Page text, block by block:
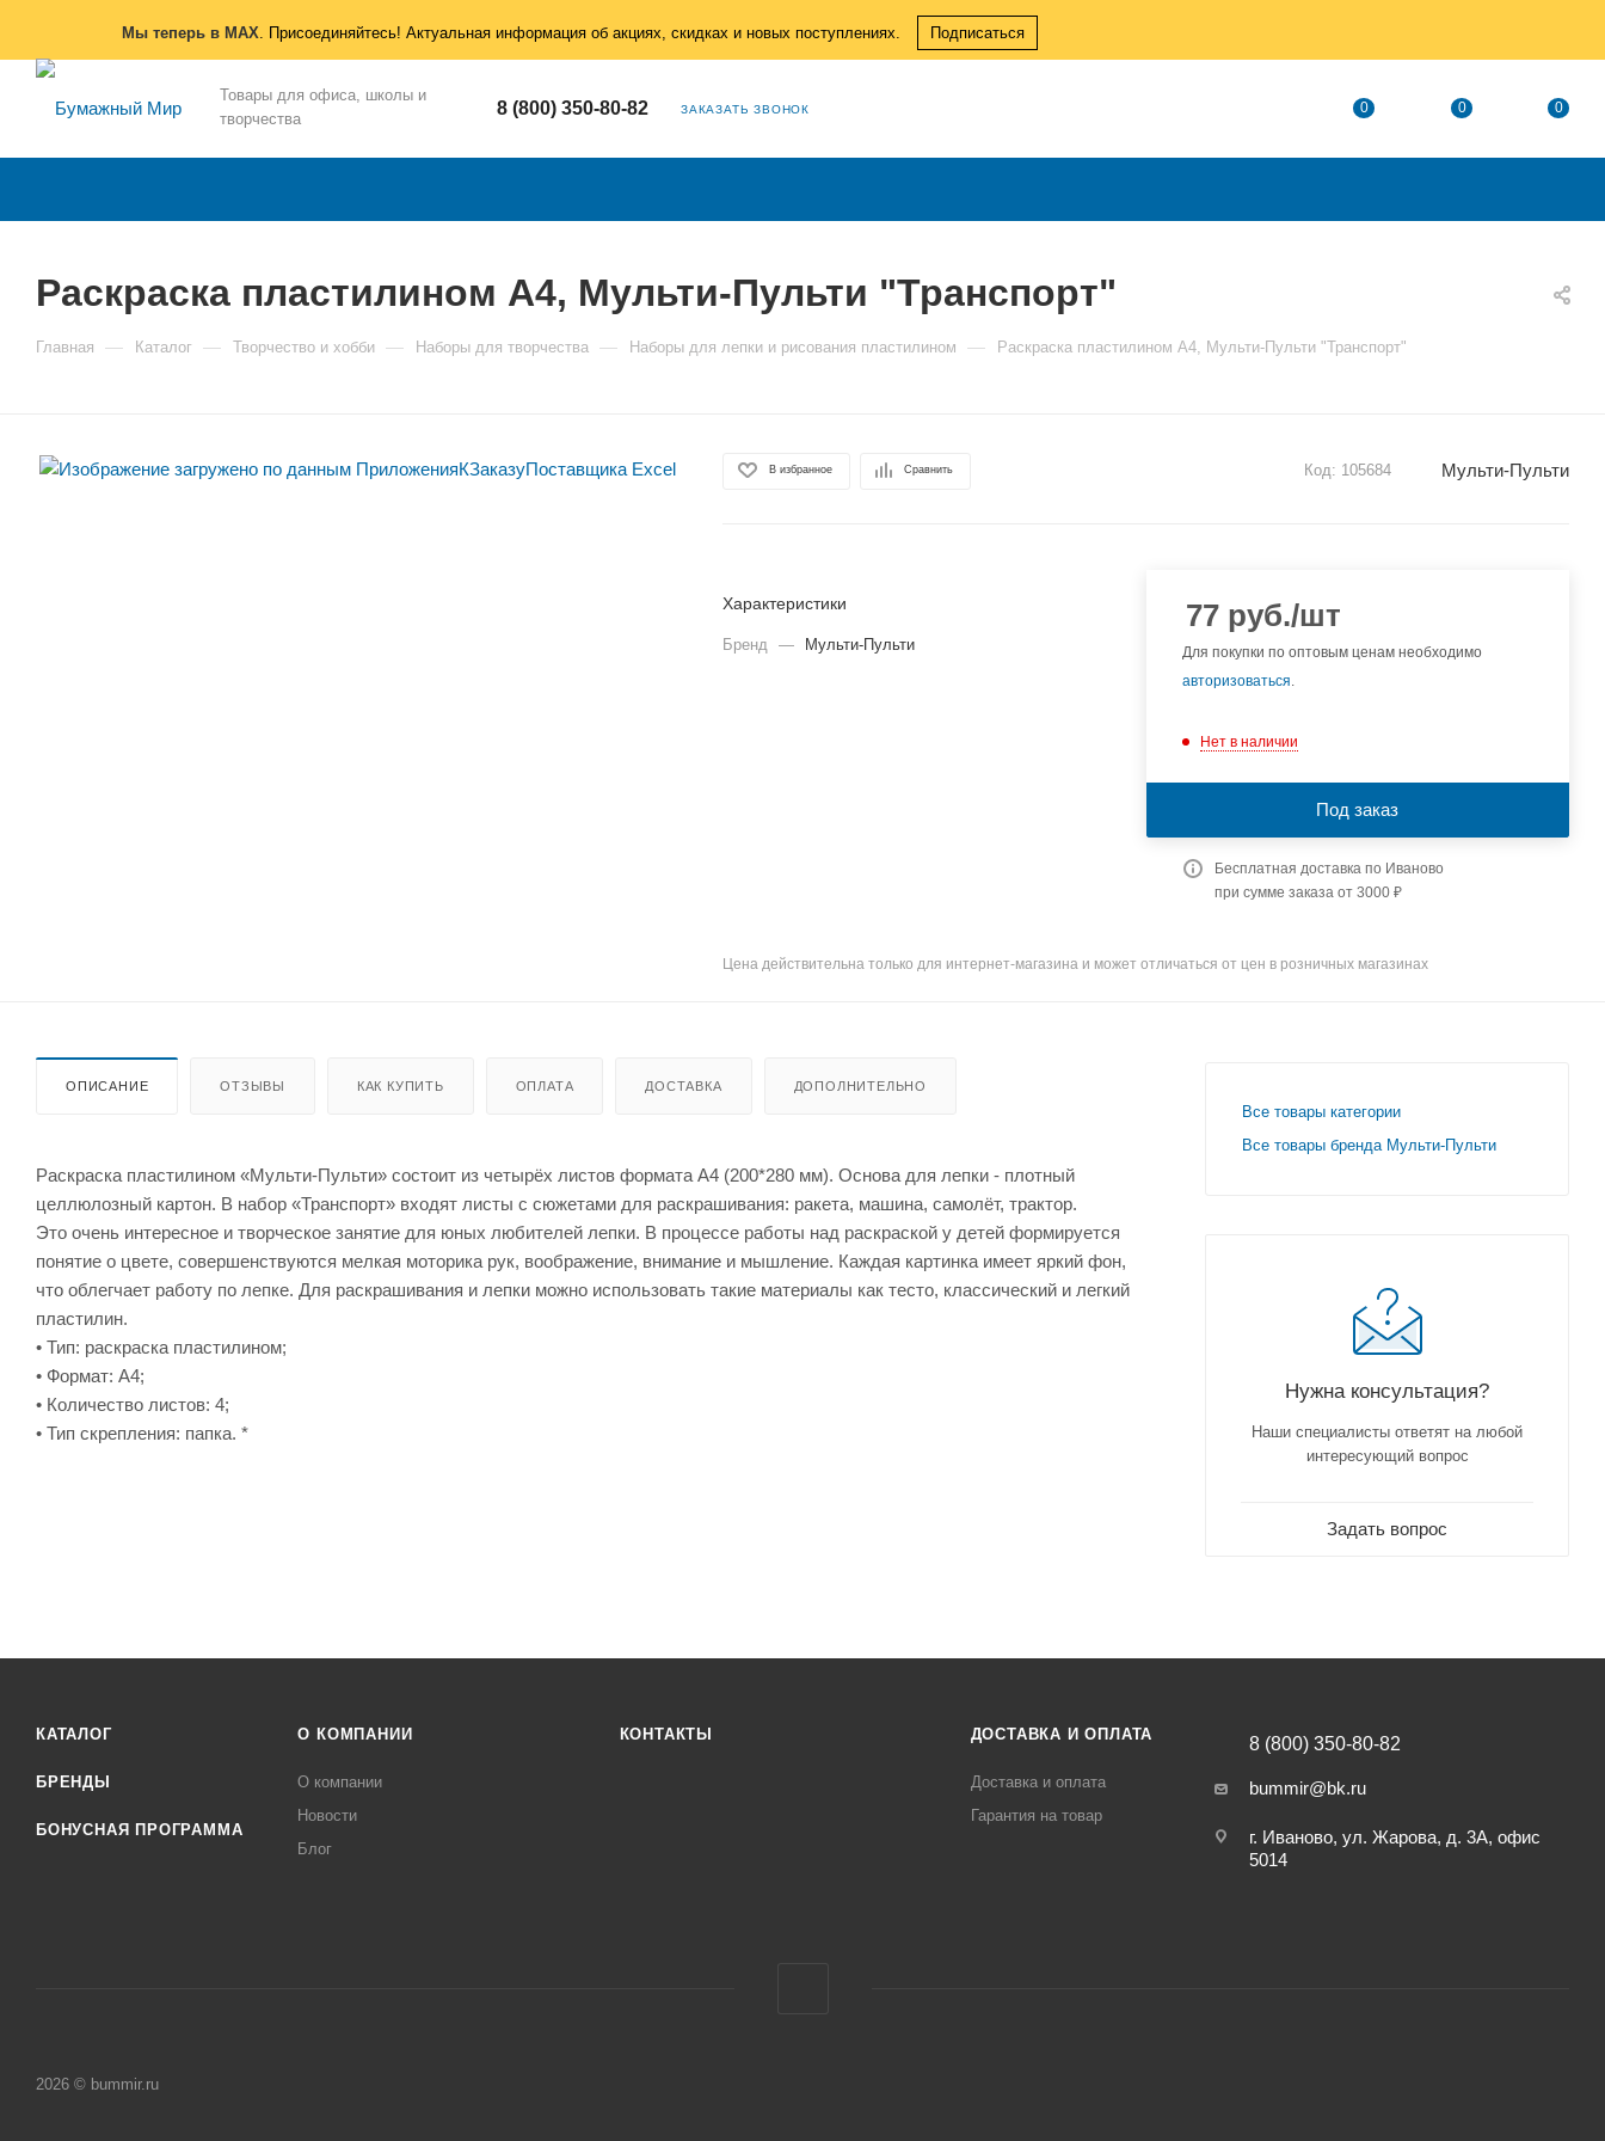
Мы теперь в MAX. Присоединяйтесь! Актуальная информация об акциях, скидках и новых поступлениях. Подписаться
Товары для офиса, школы и
творчества
8 (800) 350-80-82 ЗАКАЗАТЬ ЗВОНОК 0 0 0
Раскраска пластилином A4, Мульти-Пульти "Транспорт"
Главная — Каталог — Творчество и хобби — Наборы для творчества — Наборы для лепки и рисования пластилином — Раскраска пластилином A4, Мульти-Пульти "Транспорт"
В избранное Сравнить Код: 105684 Мульти-Пульти
Характеристики
Бренд — Мульти-Пульти
77руб./шт
Для покупки по оптовым ценам необходимо
авторизоваться.
Нет в наличии
Под заказ
Бесплатная доставка по Иваново
при сумме заказа от 3000 ₽
Цена действительна только для интернет-магазина и может отличаться от цен в розничных магазинах
ОПИСАНИЕ ОТЗЫВЫ КАК КУПИТЬ ОПЛАТА ДОСТАВКА ДОПОЛНИТЕЛЬНО
Раскраска пластилином «Мульти-Пульти» состоит из четырёх листов формата А4 (200*280 мм). Основа для лепки - плотный
целлюлозный картон. В набор «Транспорт» входят листы с сюжетами для раскрашивания: ракета, машина, самолёт, трактор.
Это очень интересное и творческое занятие для юных любителей лепки. В процессе работы над раскраской у детей формируется
понятие о цвете, совершенствуются мелкая моторика рук, воображение, внимание и мышление. Каждая картинка имеет яркий фон,
что облегчает работу по лепке. Для раскрашивания и лепки можно использовать такие материалы как тесто, классический и легкий
пластилин.
• Тип: раскраска пластилином;
• Формат: А4;
• Количество листов: 4;
• Тип скрепления: папка. *
Все товары категории
Все товары бренда Мульти-Пульти
Нужна консультация?
Наши специалисты ответят на любой
интересующий вопрос
Задать вопрос
КАТАЛОГ
БРЕНДЫ
БОНУСНАЯ ПРОГРАММА
О КОМПАНИИ
О компании
Новости
Блог
КОНТАКТЫ ДОСТАВКА И ОПЛАТА
Доставка и оплата
Гарантия на товар
8 (800) 350-80-82
bummir@bk.ru
г. Иваново, ул. Жарова, д. 3А, офис
5014
2026 © bummir.ru